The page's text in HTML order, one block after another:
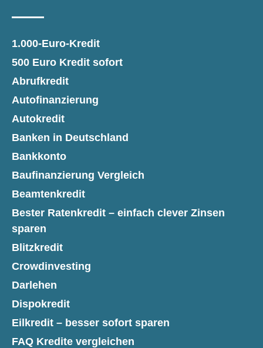
1.000-Euro-Kredit
500 Euro Kredit sofort
Abrufkredit
Autofinanzierung
Autokredit
Banken in Deutschland
Bankkonto
Baufinanzierung Vergleich
Beamtenkredit
Bester Ratenkredit – einfach clever Zinsen
sparen
Blitzkredit
Crowdinvesting
Darlehen
Dispokredit
Eilkredit – besser sofort sparen
FAQ Kredite vergleichen